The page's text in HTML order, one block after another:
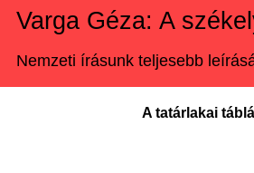
Varga Géza: A
Nemzeti írásunk teljesebb
A tatárlakai